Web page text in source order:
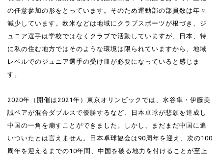
の任意参加の形をとっています。そのため運動部の部員数は年々
減少しています。欧米などは地域にクラブスポーツが根づき、ジ
ュニア選手は学校ではなくクラブで活動していますが、日本、特
に私の住む地方ではそのような環境は限られていますから、地域
レベルでのジュニア選手の受け皿が必要になっていると感じま
す。
2020年（開催は2021年）東京オリンピックでは、水谷隼・伊藤美
誠ペアが混合ダブルスで優勝するなど、日本卓球が悲願を達成し
中国の一角を崩すことができました。しかし、まだまだ中国に追
いついたとは言えません。日本卓球協会は90周年を迎え、次の100
周年を迎えるまでの10年間、中国を破る地力を付けることが至上